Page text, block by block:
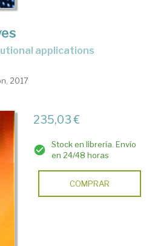
applications
2017
235,03 €
Stock en librería. Envío
en 24/48 horas
COMPRAR